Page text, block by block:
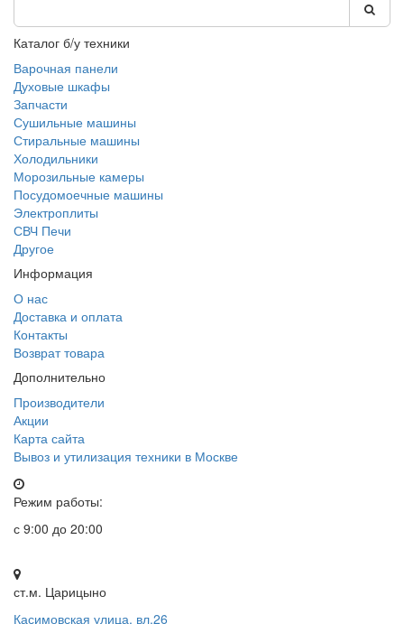
Каталог б/у техники
Варочная панели
Духовые шкафы
Запчасти
Сушильные машины
Стиральные машины
Холодильники
Морозильные камеры
Посудомоечные машины
Электроплиты
СВЧ Печи
Другое
Информация
О нас
Доставка и оплата
Контакты
Возврат товара
Дополнительно
Производители
Акции
Карта сайта
Вывоз и утилизация техники в Москве
Режим работы:
с 9:00 до 20:00
ст.м. Царицыно
Касимовская улица, вл.26